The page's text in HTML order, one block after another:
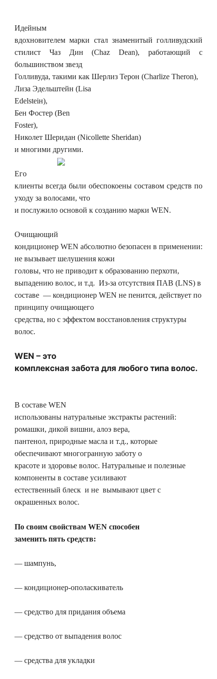
Идейным
вдохновителем марки стал знаменитый голливудский
стилист Чаз Дин (Chaz Dean), работающий с
большинством звезд
Голливуда, такими как Шерлиз Терон (Charlize Theron),
Лиза Эдельштейн (Lisa
Edelsteiн),
Бен Фостер (Ben
Foster),
Николет Шеридан (Nicollette Sheridan)
и многими другими.
Его
клиенты всегда были обеспокоены составом средств по
уходу за волосами, что
и послужило основой к созданию марки WEN.
Очищающий
кондиционер WEN абсолютно безопасен в применении:
не вызывает шелушения кожи
головы, что не приводит к образованию перхоти,
выпадению волос, и т.д. Из-за отсутствия ПАВ (LNS) в
составе — кондиционер WEN не пенится, действует по
принципу очищающего
средства, но с эффектом восстановления структуры
волос.
WEN – это
комплексная забота для любого типа волос.
В составе WEN
использованы натуральные экстракты растений:
ромашки, дикой вишни, алоэ вера,
пантенол, природные масла и т.д., которые
обеспечивают многогранную заботу о
красоте и здоровье волос. Натуральные и полезные
компоненты в составе усиливают
естественный блеск и не вымывают цвет с
окрашенных волос.
По своим свойствам WEN способен
заменить пять средств:
— шампунь,
— кондиционер-ополаскиватель
— средство для придания объема
— средство от выпадения волос
— средства для укладки